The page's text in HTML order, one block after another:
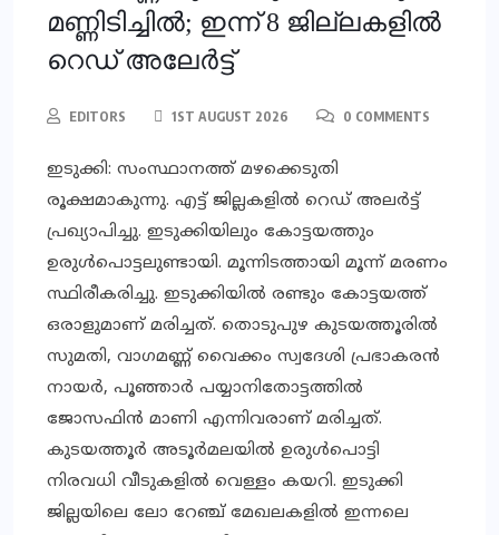
മണ്ണിടിച്ചില്‍; ഇന്ന് 8 ജില്ലകളിൽ
റെഡ് അലേർട്ട്
EDITORS 1ST AUGUST 2026 0 COMMENTS
ഇടുക്കി: സംസ്ഥാനത്ത് മഴക്കെടുതി
രൂക്ഷമാകുന്നു. എട്ട് ജില്ലകളില്‍ റെഡ് അലര്‍ട്ട്
പ്രഖ്യാപിച്ചു. ഇടുക്കിയിലും കോട്ടയത്തും
ഉരുള്‍പൊട്ടലുണ്ടായി. മൂന്നിടത്തായി മൂന്ന് മരണം
സ്ഥിരീകരിച്ചു. ഇടുക്കിയില്‍ രണ്ടും കോട്ടയത്ത്
ഒരാളുമാണ് മരിച്ചത്. തൊടുപുഴ കുടയത്തൂരില്‍
സുമതി, വാഗമണ്ണ് വൈക്കം സ്വദേശി പ്രഭാകരന്‍
നായര്‍, പൂഞ്ഞാര്‍ പയ്യാനിതോട്ടത്തില്‍
ജോസഫിന്‍ മാണി എന്നിവരാണ് മരിച്ചത്.
കുടയത്തൂര്‍ അടൂര്‍മലയില്‍ ഉരുള്‍പൊട്ടി
നിരവധി വീടുകളില്‍ വെള്ളം കയറി. ഇടുക്കി
ജില്ലയിലെ ലോ റേഞ്ച് മേഖലകളില്‍ ഇന്നലെ